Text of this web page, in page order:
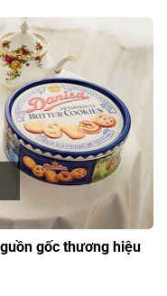
gốc thương hiệu